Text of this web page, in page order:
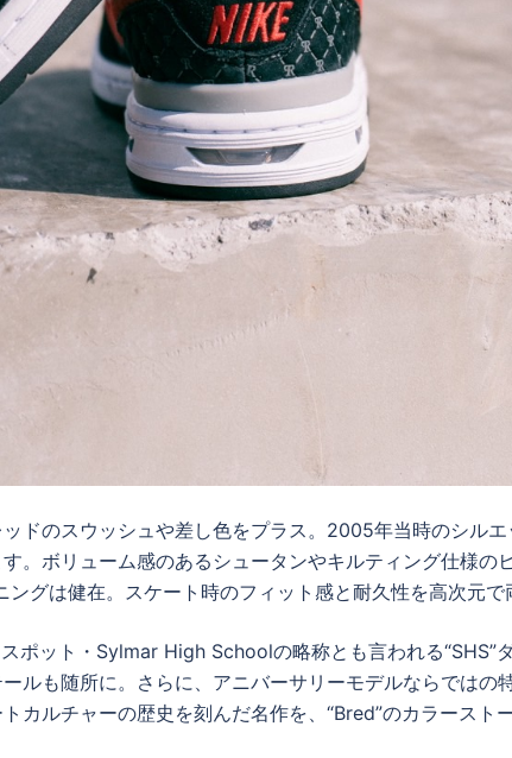
ドのスウッシュや差し色をプラス。2005年当時のシル
。ボリューム感のあるシュータンやキルティング仕様の
グは健在。スケート時のフィット感と耐久性を高次元で
ポット・Sylmar High Schoolの略称とも言われる“SHS”
ルも随所に。さらに、アニバーサリーモデルならではの
カルチャーの歴史を刻んだ名作を、“Bred”のカラースト